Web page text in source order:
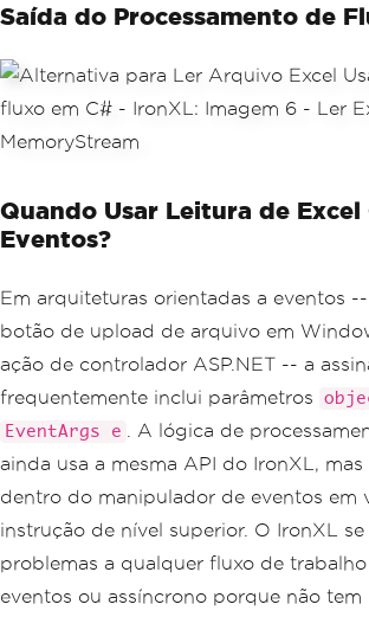
Console.WriteLine ($"Product:
Saída do Processamento de
Quando Usar Leitura de
Eventos?
Em arquiteturas orientadas a eventos
botão de upload de arquivo em
ação de controlador ASP.NET -- a
frequentemente inclui parâmetros
EventArgs e
. A lógica de
ainda usa a mesma API do IronXL, mas
dentro do manipulador de eventos em
instrução de nível superior. O IronXL
problemas a qualquer fluxo de
eventos ou assíncrono porque não